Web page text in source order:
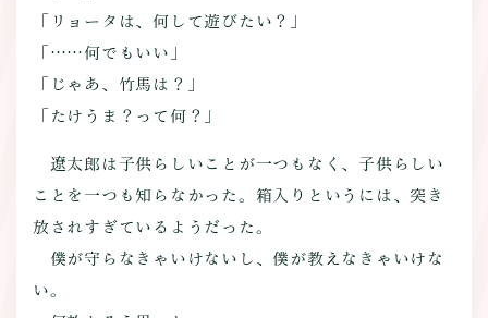
「リョータは、何して遊びたい？」
「……何でもいい」
「じゃあ、竹馬は？」
「たけうま？って何？」
遼太郎は子供らしいことが一つもなく、子供らしい
ことを一つも知らなかった。箱入りというには、突き
放されすぎているようだった。
僕が守らなきゃいけないし、僕が教えなきゃいけな
い。